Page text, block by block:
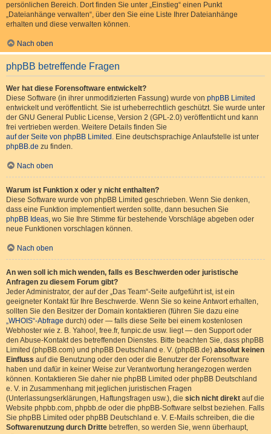
persönlichen Bereich. Dort finden Sie unter „Einstieg“ einen Punkt
„Dateianhänge verwalten“, über den Sie eine Liste Ihrer Dateianhänge
erhalten und diese verwalten können.
Nach oben
phpBB betreffende Fragen
Wer hat diese Forensoftware entwickelt?
Diese Software (in ihrer unmodifizierten Fassung) wurde von phpBB Limited
entwickelt und veröffentlicht. Sie ist urheberrechtlich geschützt. Sie wurde unter
der GNU General Public License, Version 2 (GPL-2.0) veröffentlicht und kann
frei vertrieben werden. Weitere Details finden Sie
auf der Seite von phpBB Limited . Eine deutschsprachige Anlaufstelle ist unter
phpBB.de zu finden.
Nach oben
Warum ist Funktion x oder y nicht enthalten?
Diese Software wurde von phpBB Limited geschrieben. Wenn Sie denken,
dass eine Funktion implementiert werden sollte, dann besuchen Sie
phpBB Ideas, wo Sie Ihre Stimme für bestehende Vorschläge abgeben oder
neue Funktionen vorschlagen können.
Nach oben
An wen soll ich mich wenden, falls es Beschwerden oder juristische
Anfragen zu diesem Forum gibt?
Jeder Administrator, der auf der „Das Team“-Seite aufgeführt ist, ist ein
geeigneter Kontakt für Ihre Beschwerde. Wenn Sie so keine Antwort erhalten,
sollten Sie den Besitzer der Domain kontaktieren (führen Sie dazu eine
„WHOIS“-Abfrage durch) oder — falls diese Seite bei einem kostenlosen
Webhoster wie z. B. Yahoo!, free.fr, funpic.de usw. liegt — den Support oder
den Abuse-Kontakt des betreffenden Dienstes. Bitte beachten Sie, dass phpBB
Limited (phpBB.com) und phpBB Deutschland e. V. (phpBB.de) absolut keinen
Einfluss auf die Benutzung oder den oder die Benutzer der Forensoftware
haben und dafür in keiner Weise zur Verantwortung herangezogen werden
können. Kontaktieren Sie daher nie phpBB Limited oder phpBB Deutschland
e. V. in Zusammenhang mit jeglichen juristischen Fragen
(Unterlassungserklärungen, Haftungsfragen usw.), die sich nicht direkt auf die
Website phpbb.com, phpbb.de oder die phpBB-Software selbst beziehen. Falls
Sie phpBB Limited oder phpBB Deutschland e. V. E-Mails schreiben, die die
Softwarenutzung durch Dritte betreffen, so werden Sie, wenn überhaupt,